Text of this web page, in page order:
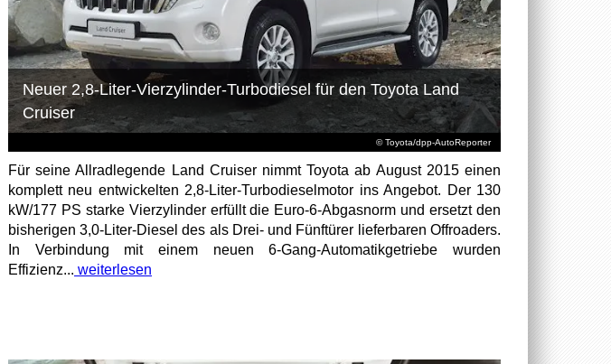
© Toyota/dpp-AutoReporter
Neuer 2,8-Liter-Vierzylinder-Turbodiesel für den Toyota Land
Cruiser
Für seine Allradlegende Land Cruiser nimmt Toyota ab August 2015 einen
komplett neu entwickelten 2,8-Liter-Turbodieselmotor ins Angebot. Der 130
kW/177 PS starke Vierzylinder erfüllt die Euro-6-Abgasnorm und ersetzt den
bisherigen 3,0-Liter-Diesel des als Drei- und Fünftürer lieferbaren Offroaders.
In Verbindung mit einem neuen 6-Gang-Automatikgetriebe wurden
Effizienz... weiterlesen